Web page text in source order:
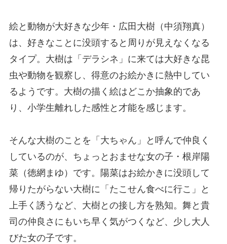
絵と動物が大好きな少年・広田大樹（中須翔真）
は、好きなことに没頭すると周りが見えなくなる
タイプ。大樹は「デラシネ」に来ては大好きな昆
虫や動物を観察し、得意のお絵かきに熱中してい
るようです。大樹の描く絵はどこか抽象的であ
り、小学生離れした感性と才能を感じます。
そんな大樹のことを「大ちゃん」と呼んで仲良く
しているのが、ちょっとおませな女の子・根岸陽
菜（徳網まゆ）です。陽菜はお絵かきに没頭して
帰りたがらない大樹に「たこせん食べに行こ」と
上手く誘うなど、大樹との接し方を熟知。舞と貴
司の仲良さにもいち早く気がつくなど、少し大人
びた女の子です。